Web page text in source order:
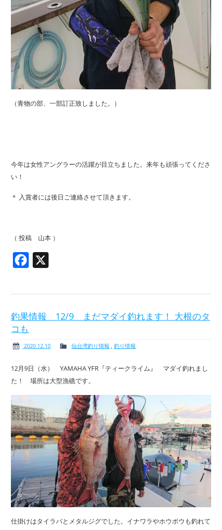
（青物の部、一部訂正致しました。）
今年は女性アングラーの活躍が目立ちました。来年も頑張ってくださ
い！
＊ 入賞者には後日ご連絡させて頂きます。
（ 投稿 山本 ）
Facebook
釣果情報 12/9 まだマダイ釣れます！ 大根のタ
コも
2020.12.10 仙台湾釣り情報 ,釣り情報
12月9日（水） YAMAHA YFR『ティークライム』 マダイ釣れまし
た！ 場所は大型漁礁です。
仕掛けはタイラバとメタルジグでした。イナワラやホウボウも釣れて